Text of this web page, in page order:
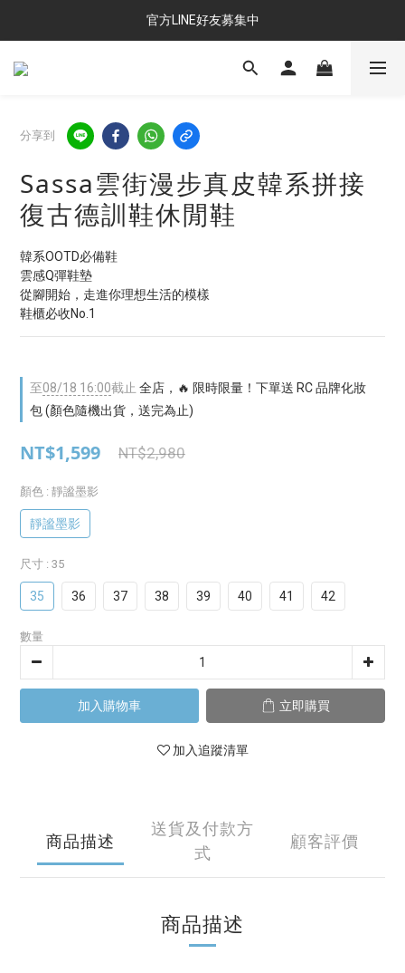
官方LINE好友募集中
分享到
Sassa雲街漫步真皮韓系拼接
復古德訓鞋休閒鞋
韓系OOTD必備鞋
雲感Q彈鞋墊
從腳開始，走進你理想生活的模樣
鞋櫃必收No.1
至08/18 16:00截止 全店，🔥 限時限量！下單送 RC 品牌化妝
包 (顏色隨機出貨，送完為止)
NT$1,599 NT$2,980
顏色 : 靜謐墨影
靜謐墨影
尺寸 : 35
35 36 37 38 39 40 41 42
數量
加入購物車 立即購買
加入追蹤清單
商品描述
送貨及付款方
式
顧客評價
商品描述